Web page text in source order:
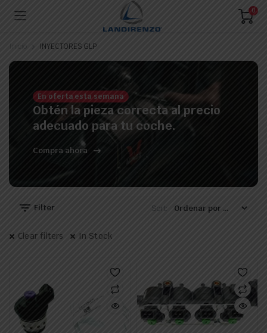
0
Inicio INYECTORES GLP
En oferta esta semana
Obtén la pieza correcta al precio
adecuado para tu coche.
Compra ahora
Filter Sort:
Clear filters In Stock